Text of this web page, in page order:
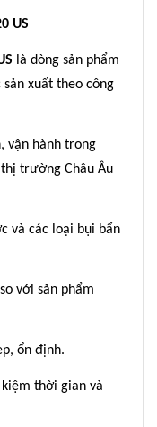
US
là dòng sản phẩm
xuất theo công
hành trong
trường Châu Âu
các loại bụi bẩn
với sản phẩm
ổn định.
thời gian và